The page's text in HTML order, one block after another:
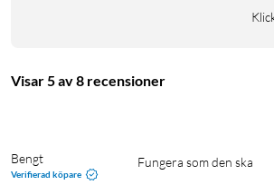
Visar 5 av 8 recensioner
Bengt
Verifierad köpare
Fungera som den ska